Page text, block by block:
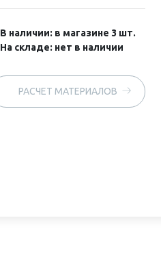
В наличии: в магазине 3 шт.
На складе: нет в наличии
РАСЧЕТ МАТЕРИАЛОВ